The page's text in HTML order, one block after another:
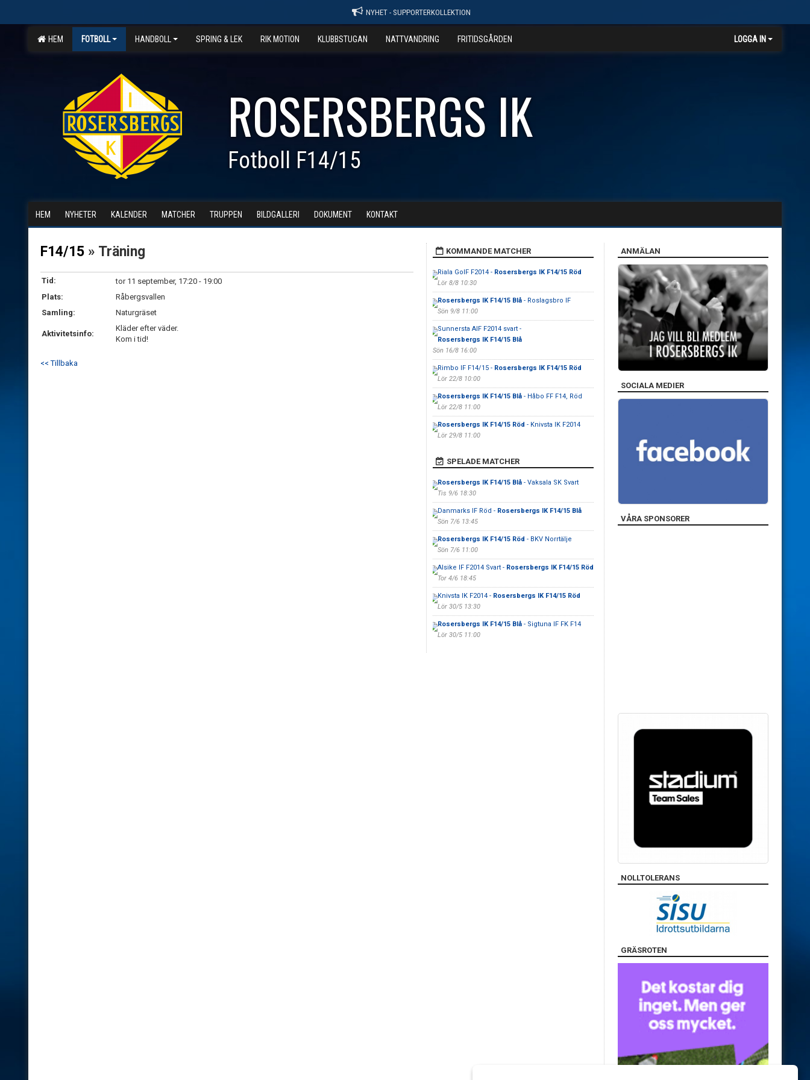
NYHET - SUPPORTERKOLLEKTION
HEM FOTBOLL HANDBOLL SPRING & LEK RIK MOTION KLUBBSTUGAN NATTVANDRING FRITIDSGÅRDEN LOGGA IN
ROSERSBERGS IK
Fotboll F14/15
HEM NYHETER KALENDER MATCHER TRUPPEN BILDGALLERI DOKUMENT KONTAKT
F14/15 » Träning
Tid:
tor 11 september, 17:20 - 19:00
Plats:
Råbergsvallen
Samling:
Naturgräset
Aktivitetsinfo:
Kläder efter väder.
Kom i tid!
<< Tillbaka
KOMMANDE MATCHER
Riala GoIF F2014 - Rosersbergs IK F14/15 Röd
Lör 8/8 10:30
Rosersbergs IK F14/15 Blå- Roslagsbro IF
Sön 9/8 11:00
Sunnersta AIF F2014 svart -
Rosersbergs IK F14/15 Blå
Sön 16/8 16:00
Rimbo IF F14/15 - Rosersbergs IK F14/15 Röd
Lör 22/8 10:00
Rosersbergs IK F14/15 Blå- Håbo FF F14, Röd
Lör 22/8 11:00
Rosersbergs IK F14/15 Röd - Knivsta IK F2014
Lör 29/8 11:00
SPELADE MATCHER
Rosersbergs IK F14/15 Blå- Vaksala SK Svart
Tis 9/6 18:30
Danmarks IF Röd - Rosersbergs IK F14/15 Blå
Sön 7/6 13:45
Rosersbergs IK F14/15 Röd - BKV Norrtälje
Sön 7/6 11:00
Alsike IF F2014 Svart - Rosersbergs IK F14/15 Röd
Tor 4/6 18:45
Knivsta IK F2014 - Rosersbergs IK F14/15 Röd
Lör 30/5 13:30
Rosersbergs IK F14/15 Blå- Sigtuna IF FK F14
Lör 30/5 11:00
ANMÄLAN
SOCIALA MEDIER
VÅRA SPONSORER
NOLLTOLERANS
GRÄSROTEN